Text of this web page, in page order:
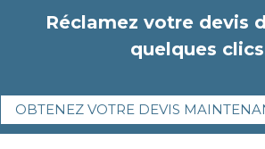
Réclamez votre devis
quelques
OBTENEZ VOTRE DEVIS